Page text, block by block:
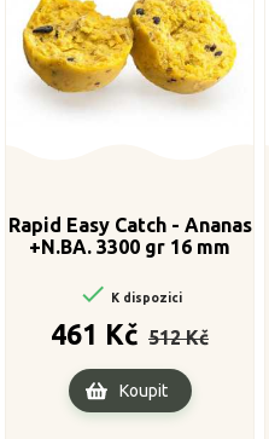
Rapid Easy Catch - Ananas
+N.BA. 3300 gr 16 mm
 K dispozici
461 Kč
cena
512 Kč
Koupit